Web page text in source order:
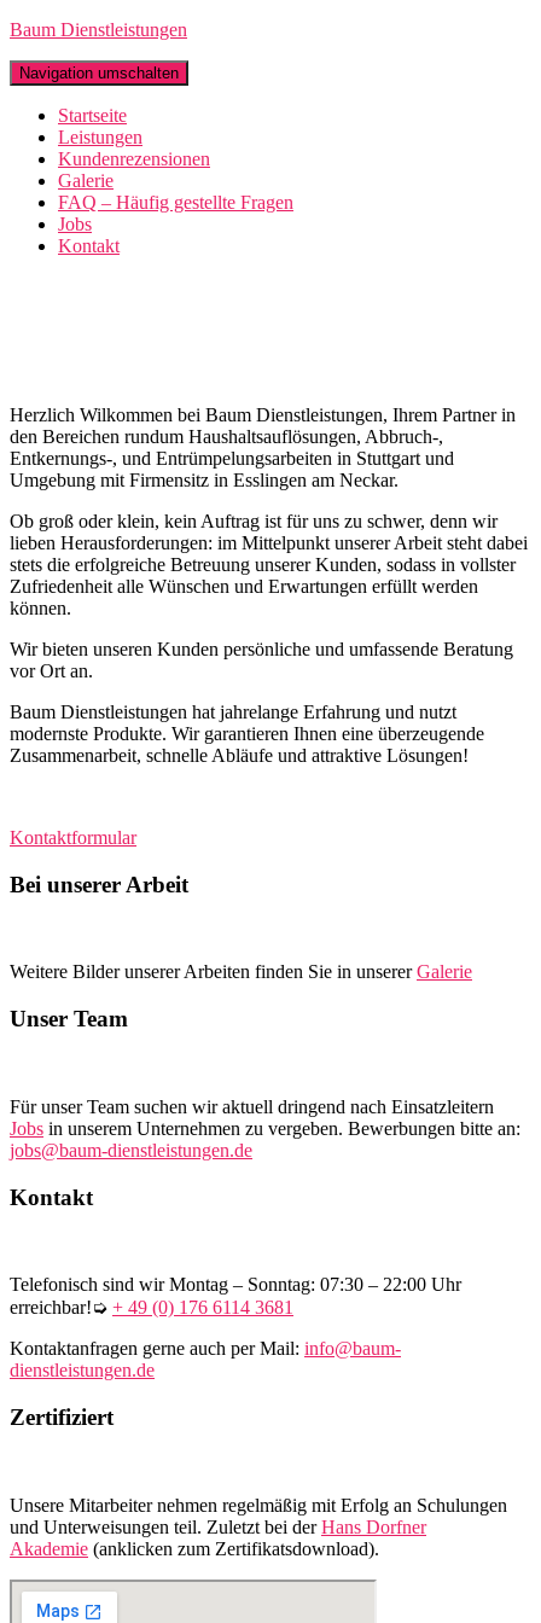
Baum Dienstleistungen
Navigation umschalten
Startseite
Leistungen
Kundenrezensionen
Galerie
FAQ – Häufig gestellte Fragen
Jobs
Kontakt
Herzlich Wilkommen bei Baum Dienstleistungen, Ihrem Partner in
den Bereichen rundum Haushaltsauflösungen, Abbruch-,
Entkernungs-, und Entrümpelungsarbeiten in Stuttgart und
Umgebung mit Firmensitz in Esslingen am Neckar.
Ob groß oder klein, kein Auftrag ist für uns zu schwer, denn wir
lieben Herausforderungen: im Mittelpunkt unserer Arbeit steht dabei
stets die erfolgreiche Betreuung unserer Kunden, sodass in vollster
Zufriedenheit alle Wünschen und Erwartungen erfüllt werden
können.
Wir bieten unseren Kunden persönliche und umfassende Beratung
vor Ort an.
Baum Dienstleistungen hat jahrelange Erfahrung und nutzt
modernste Produkte. Wir garantieren Ihnen eine überzeugende
Zusammenarbeit, schnelle Abläufe und attraktive Lösungen!
Kontaktformular
Bei unserer Arbeit
Weitere Bilder unserer Arbeiten finden Sie in unsererGalerie
Unser Team
Für unser Team suchen wir aktuell dringend nach Einsatzleitern
Jobs in unserem Unternehmen zu vergeben. Bewerbungen bitte an:
jobs@baum-dienstleistungen.de
Kontakt
Telefonisch sind wir Montag – Sonntag: 07:30 – 22:00 Uhr
erreichbar!➭ + 49 (0) 176 6114 3681
Kontaktanfragen gerne auch per Mail: info@baum-
dienstleistungen.de
Zertifiziert
Unsere Mitarbeiter nehmen regelmäßig mit Erfolg an Schulungen
und Unterweisungen teil. Zuletzt bei derHans Dorfner
Akademie (anklicken zum Zertifikatsdownload).